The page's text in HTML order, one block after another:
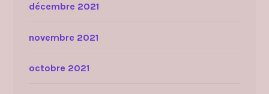
décembre 2021
novembre 2021
octobre 2021